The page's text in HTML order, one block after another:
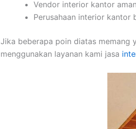
Vendor interior kantor
Perusahaan interior kantor
Jika beberapa poin diatas memang
menggunakan layanan kami jasa